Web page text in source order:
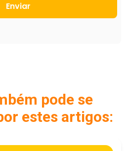
Enviar
pode se
estes artigos: